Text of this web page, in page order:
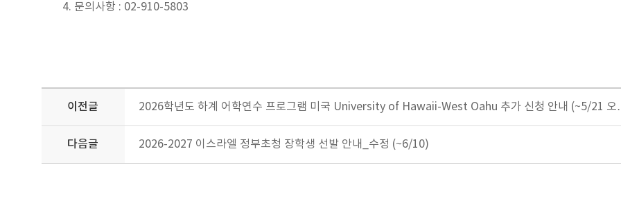
4. 문의사항 : 02-910-5803
이전글 2026학년도 하계 어학연수 프로그램 미국 University of Hawaii-West Oahu 추가 신청 안내 (~5/21
다음글 2026-2027 이스라엘 정부초청 장학생 선발 안내_수정 (~6/10)